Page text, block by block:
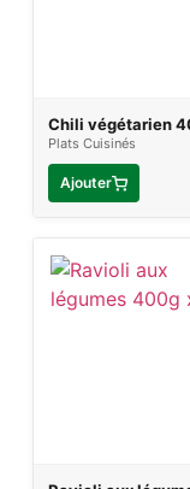
Chili végétarien
Plats Cuisinés
Ajouter